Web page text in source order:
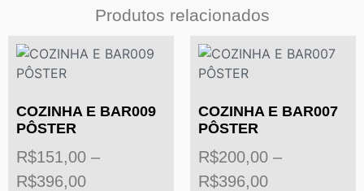
Produtos relacionados
COZINHA E BAR009
PÔSTER
R$151,00 –
R$396,00
COZINHA E BAR007
PÔSTER
R$200,00 –
R$396,00